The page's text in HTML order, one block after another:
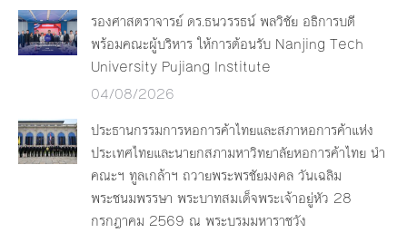
รองศาสตราจารย์ ดร.ธนวรรธน์ พลวิชัย อธิการบดี
พร้อมคณะผู้บริหาร ให้การต้อนรับ Nanjing Tech
University Pujiang Institute
04/08/2026
ประธานกรรมการหอการค้าไทยและสภาหอการค้าแห่ง
ประเทศไทยและนายกสภามหาวิทยาลัยหอการค้าไทย นำ
คณะฯ ทูลเกล้าฯ ถวายพระพรชัยมงคล วันเฉลิม
พระชนมพรรษา พระบาทสมเด็จพระเจ้าอยู่หัว 28
กรกฎาคม 2569 ณ พระบรมมหาราชวัง